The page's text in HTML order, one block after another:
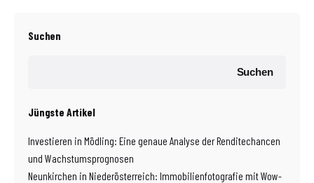
Suchen
Suchen
Jüngste Artikel
Investieren in Mödling: Eine genaue Analyse der Renditechancen
und Wachstumsprognosen
Neunkirchen in Niederösterreich: Immobilienfotografie mit Wow-